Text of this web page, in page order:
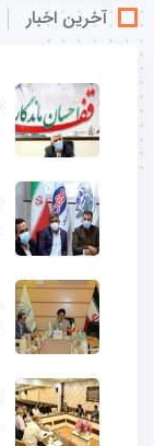
آخرین اخبار